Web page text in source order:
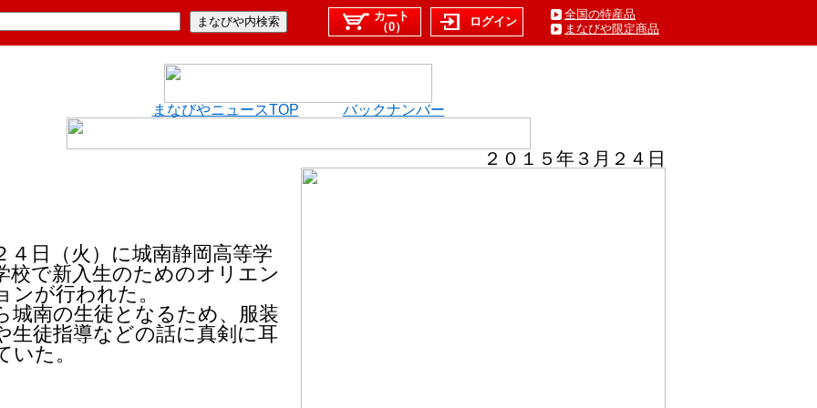
カート
（0）
ログイン
全国の特産品
まなびや限定商品
まなびやニュースTOP バックナンバー
２０１５年３月２４日
日（火）に城南静岡高等学
校で新入生のためのオリエン
ンが行われた。
城南の生徒となるため、服装
生徒指導などの話に真剣に耳
いた。